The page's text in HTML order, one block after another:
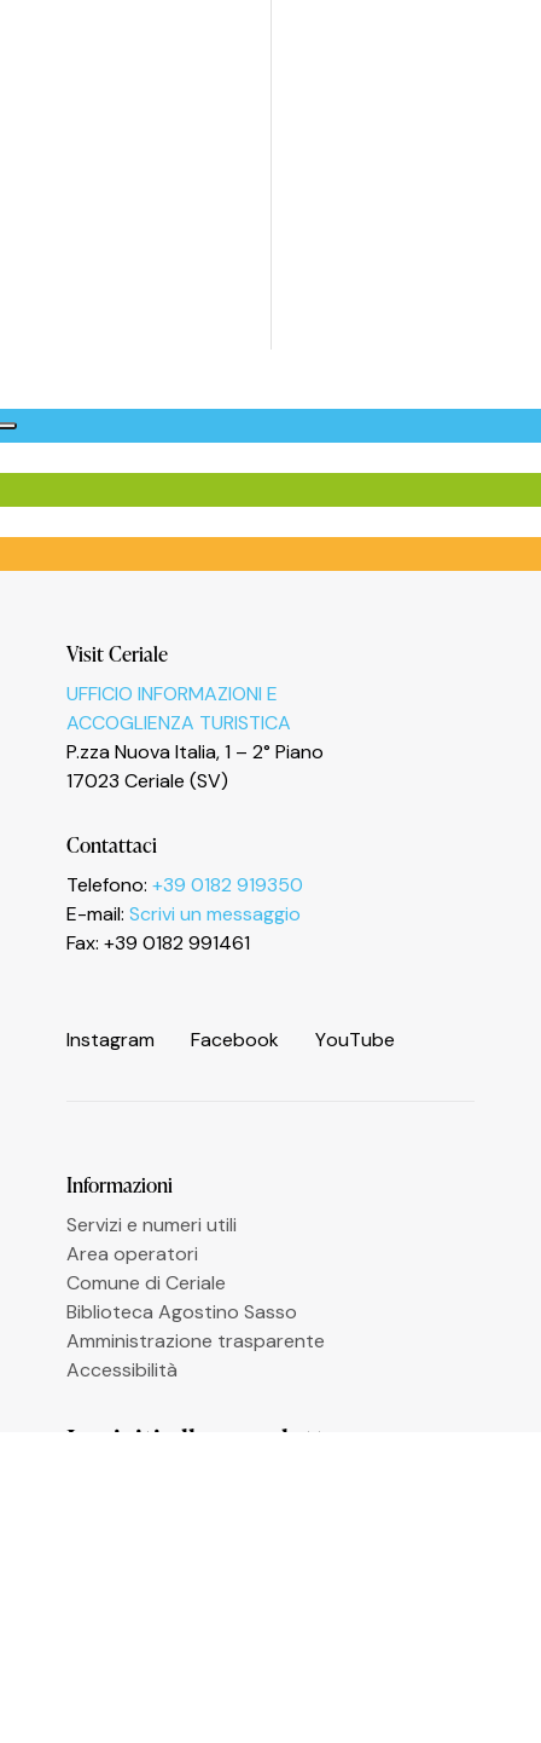
Visit Ceriale
UFFICIO INFORMAZIONI E
ACCOGLIENZA TURISTICA
P.zza Nuova Italia, 1 – 2° Piano
17023 Ceriale (SV)
Contattaci
Telefono: +39 0182 919350
E-mail: Scrivi un messaggio
Fax: +39 0182 991461
Instagram Facebook YouTube
Informazioni
Servizi e numeri utili
Area operatori
Comune di Ceriale
Biblioteca Agostino Sasso
Amministrazione trasparente
Accessibilità
Iscriviti alla newsletter